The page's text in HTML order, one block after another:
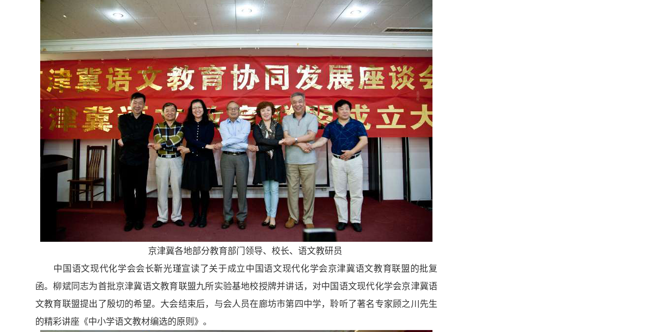
京津冀各地部分教育部门领导、校长、语文教研员
中国语文现代化学会会长靳光瑾宣读了关于成立中国语文现代化学会京津冀语文教育联盟的批复
函。柳斌同志为首批京津冀语文教育联盟九所实验基地校授牌并讲话，对中国语文现代化学会京津冀语
文教育联盟提出了殷切的希望。大会结束后，与会人员在廊坊市第四中学，聆听了著名专家顾之川先生
的精彩讲座《中小学语文教材编选的原则》。